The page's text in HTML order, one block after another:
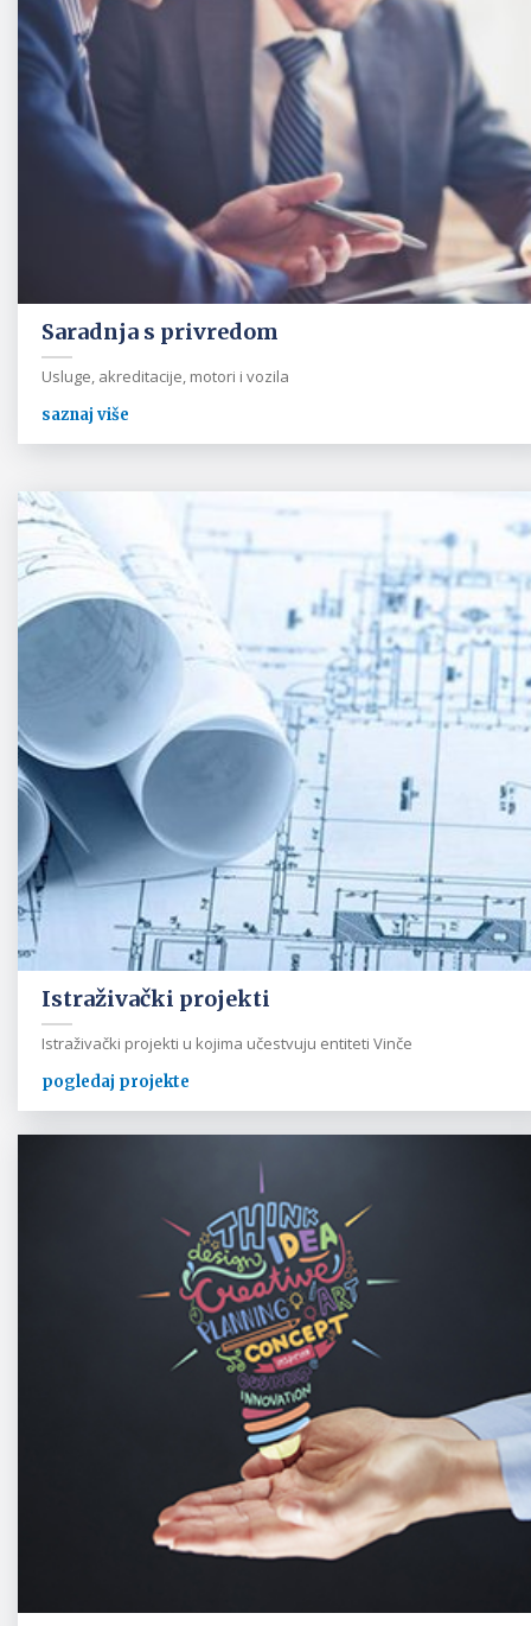
Saradnja s privredom
Usluge, akreditacije, motori i vozila
saznaj više
Istraživački projekti
Istraživački projekti u kojima učestvuju entiteti Vinče
pogledaj projekte